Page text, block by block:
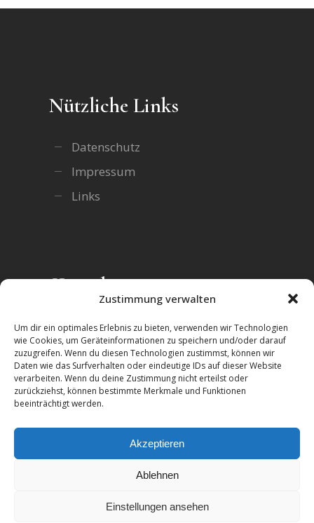
Zustimmung verwalten
Um dir ein optimales Erlebnis zu bieten, verwenden wir Technologien
wie Cookies, um Geräteinformationen zu speichern und/oder darauf
zuzugreifen. Wenn du diesen Technologien zustimmst, können wir
Daten wie das Surfverhalten oder eindeutige IDs auf dieser Website
verarbeiten. Wenn du deine Zustimmung nicht erteilst oder
zurückziehst, können bestimmte Merkmale und Funktionen
beeinträchtigt werden.
Akzeptieren
Ablehnen
Einstellungen ansehen
Nützliche Links
Datenschutz
Impressum
Links
Kontakt
Zentrum für integrative ISTDP gUG
(haftungsbeschränkt)
Alttrachau 35
01139 Dresden
Telefon:+49-(351)-417241225